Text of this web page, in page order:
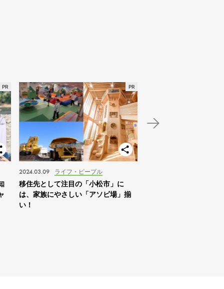
ライフ・ピープル
2024.03.09
移住先として注目の「小松市」に
は、家族にやさしい「アソビ場」揃
い！